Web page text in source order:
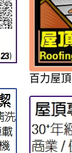
百力屋頂